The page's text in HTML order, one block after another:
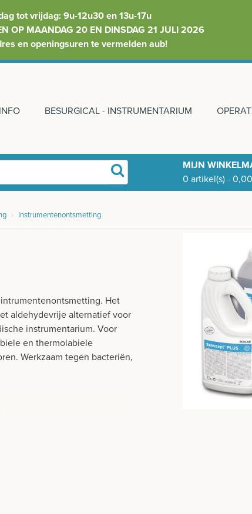
tot vrijdag: 9u-12u30 en 13u-17u
OP MAANDAG 20 EN DINSDAG 21 JULI 2026
en openingsuren te vermelden aub!
INFO BESURGICAL - INSTRUMENTARIUM
MIJN
0 artikel(s) - 0,00
› Instrumentenontsmetting
Het
aldehydevrije alternatief voor
instrumentarium. Voor
en thermolabiele
Werkzaam tegen bacteriën,